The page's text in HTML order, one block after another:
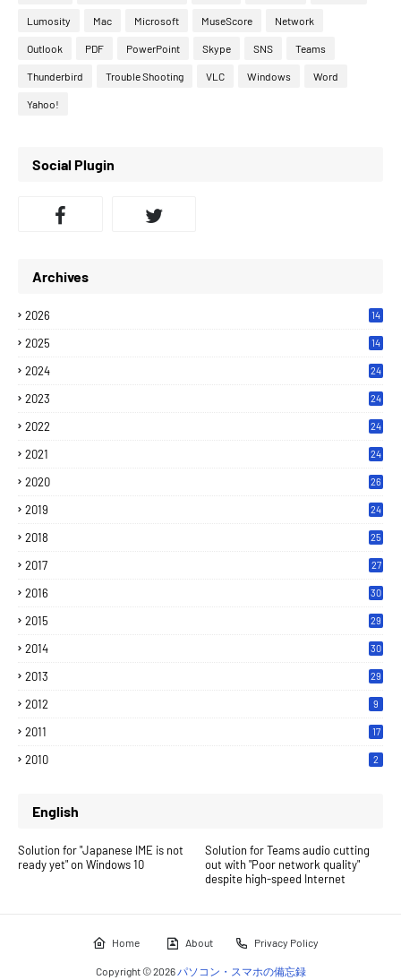
Lumosity Mac Microsoft MuseScore Network
Outlook PDF PowerPoint Skype SNS Teams
Thunderbird Trouble Shooting VLC Windows Word
Yahoo!
Social Plugin
Archives
2026 14
2025 14
2024 24
2023 24
2022 24
2021 24
2020 26
2019 24
2018 25
2017 27
2016 30
2015 29
2014 30
2013 29
2012 9
2011 17
2010 2
English
Solution for "Japanese IME is not
ready yet" on Windows 10
Solution for Teams audio cutting
out with "Poor network quality"
despite high-speed Internet
Home About Privacy Policy
Copyright ©2026パソコン・スマホの備忘録